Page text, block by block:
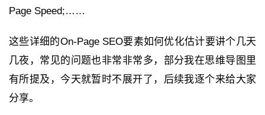
Page Speed;……
这些详细的On-Page SEO要素如何优化估计要讲个几天
几夜，常见的问题也非常非常多，部分我在思维导图里
有所提及，今天就暂时不展开了，后续我逐个来给大家
分享。